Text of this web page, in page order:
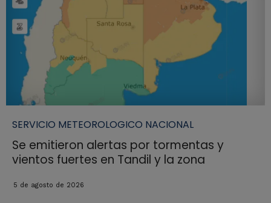
SERVICIO METEOROLOGICO NACIONAL
Se emitieron alertas por tormentas y
vientos fuertes en Tandil y la zona
5 de agosto de 2026